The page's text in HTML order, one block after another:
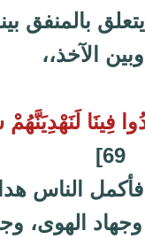
بالمنفق
الآخذ،،
فِينَا لَنَهْدِيَنَّهُمْ
69]
فأكمل الناس
الهوى،